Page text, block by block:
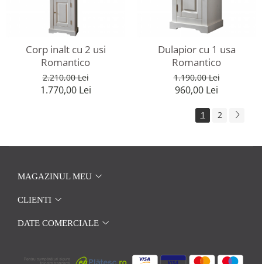
Corp inalt cu 2 usi
Romantico
2.210,00 Lei
1.770,00 Lei
Dulapior cu 1 usa
Romantico
1.190,00 Lei
960,00 Lei
1 2
MAGAZINUL MEU
CLIENTI
DATE COMERCIALE